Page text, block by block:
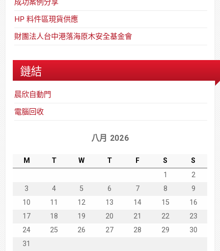
成功案例分享
HP 料件區現貨供應
財團法人台中港落海原木安全基金會
鏈結
晨欣自動門
電腦回收
八月 2026
M T W T F S
S
1
2
3
4 5 6 7 8
9
10
11 12 13 14 15
16
17
18 19 20 21 22
23
24
25 26 27 28 29
30
31